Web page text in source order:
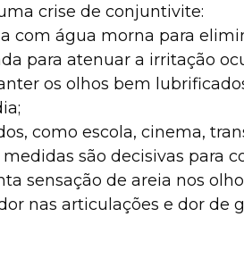
crise de conjuntivite:
com água morna para
para atenuar a irritação
os olhos bem
como escola, cinema,
são decisivas para
sensação de areia nos
nas articulações e dor